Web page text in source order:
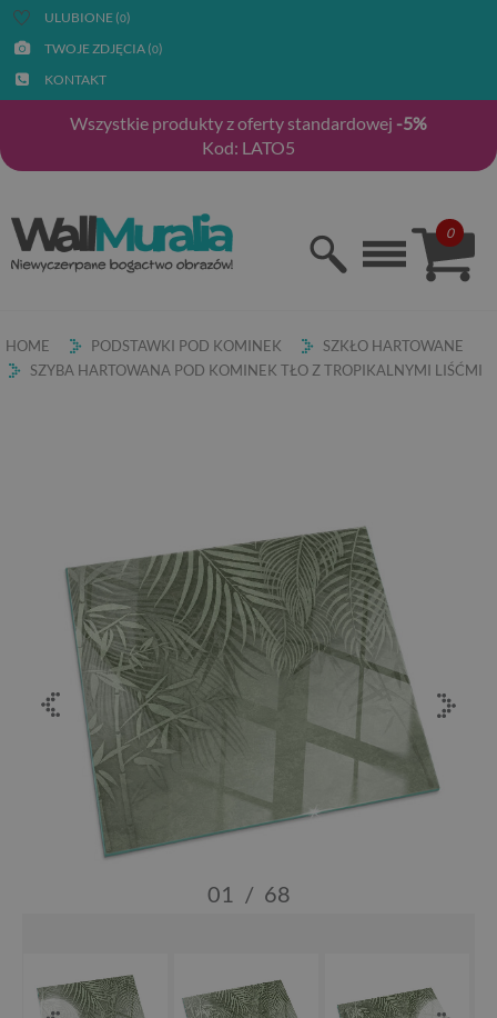
ULUBIONE (0)
TWOJE ZDJĘCIA (0)
KONTAKT
Wszystkie produkty z oferty standardowej -5%
Kod: LATO5
0
HOME PODSTAWKI POD KOMINEK
SZKŁO HARTOWANE
SZYBA HARTOWANA POD KOMINEK TŁO Z TROPIKALNYMI LIŚĆMI
01 / 68